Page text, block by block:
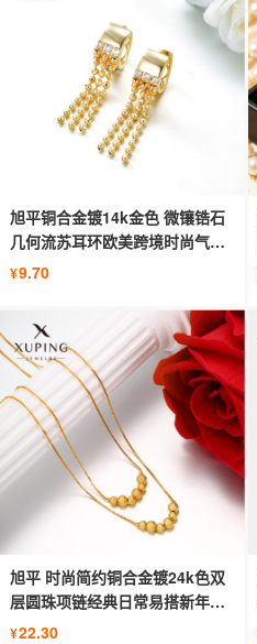
旭平铜合金镀14k金色 微镶锆石
几何流苏耳环欧美跨境时尚气质
耳饰
¥9.70
旭平 时尚简约铜合金镀24k色双
层圆珠项链经典日常易搭新年项
饰女
¥22.30